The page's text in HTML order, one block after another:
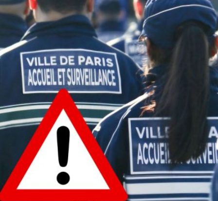
Qui sommes-
nous ?
S'inscrire à la
newsletter
Découvrir
l'UNSA
Rémunération
Temps de travail
Santé & maladie
|
Vos représentants